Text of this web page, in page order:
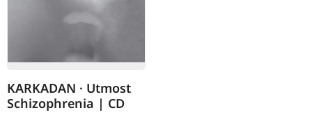
KARKADAN · Utmost
Schizophrenia | CD